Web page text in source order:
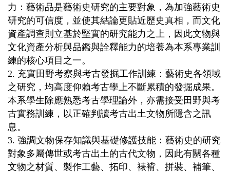
力：藝術品是藝術史研究的主要對象，為加強藝術史
研究的可信度，並使其結論更貼近歷史真相，而文化
資產調查則立基於堅實的研究能力之上，因此文物與
文化資產分析與品鑑與詮釋能力的培養為本系專業訓
練的核心項目之一。
2. 充實田野考察與考古發掘工作訓練：藝術史各領域
之研究，均高度仰賴考古學上不斷累積的發掘成果。
本系學生除應熟悉考古學理論外，亦需接受田野與考
古實務訓練，以正確判讀考古出土文物所隱含之訊
息。
3. 強調文物保存知識與基礎修護技能：藝術史的研究
對象多屬傳世或考古出土的古代文物，因此有關各種
文物之材質、製作工藝、拓印、裱褙、拼裝、補筆、